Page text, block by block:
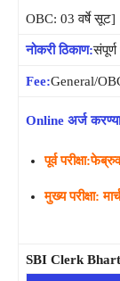
OBC: 03 वर्षे सूट]
नोकरी ठिकाण:संपूर्ण
Fee:General/
Online अर्ज
पूर्व परीक्षा:
मुख्य परीक्षा:
SBI Clerk